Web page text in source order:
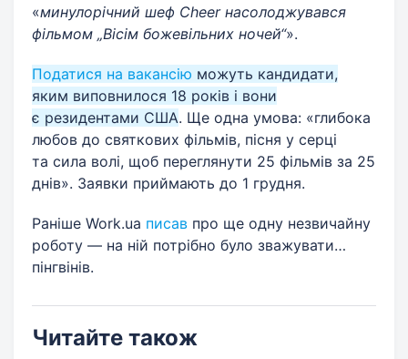
«минулорічний шеф Cheer насолоджувався
фільмом „Вісім божевільних ночей“».
Податися на вакансію можуть кандидати,
яким виповнилося 18 років і вони
є резидентами США. Ще одна умова: «глибока
любов до святкових фільмів, пісня у серці
та сила волі, щоб переглянути 25 фільмів за 25
днів». Заявки приймають до 1 грудня.
Раніше Work.ua писав про ще одну незвичайну
роботу — на ній потрібно було зважувати…
пінгвінів.
Читайте також